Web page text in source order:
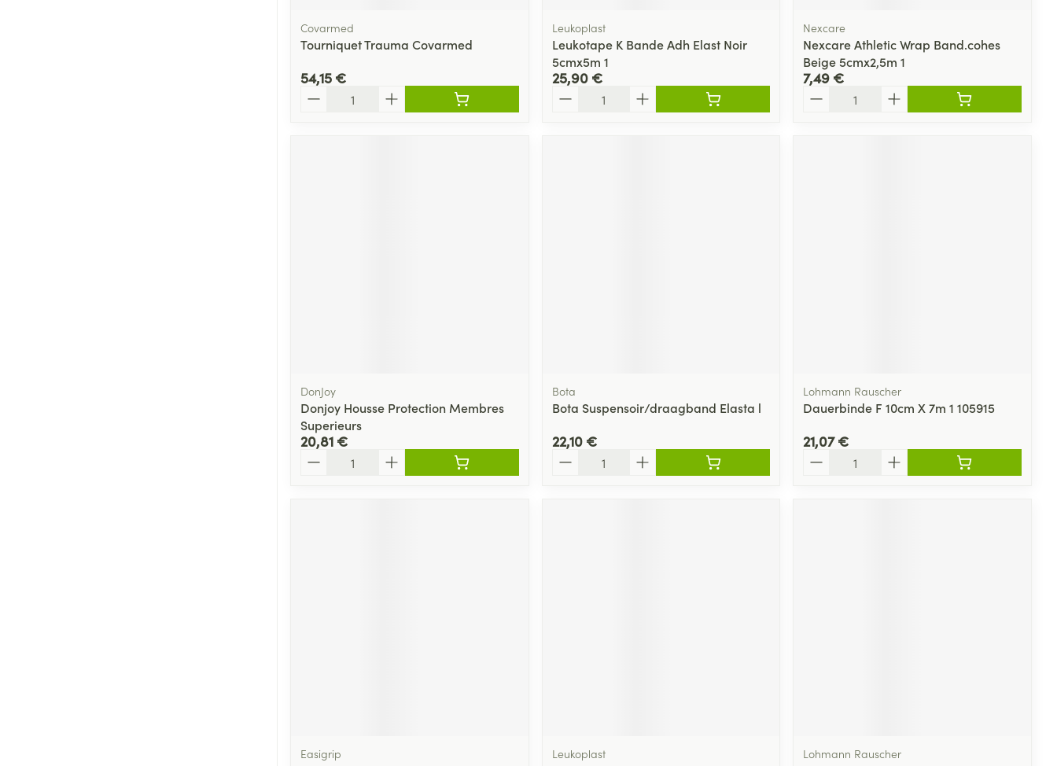
Covarmed
Tourniquet Trauma Covarmed
54,15 €
Leukoplast
Leukotape K Bande Adh Elast Noir
5cmx5m 1
25,90 €
Nexcare
Nexcare Athletic Wrap Band.cohes
Beige 5cmx2,5m 1
7,49 €
DonJoy
Donjoy Housse Protection Membres
Superieurs
20,81 €
Bota
Bota Suspensoir/draagband Elasta l
22,10 €
Lohmann Rauscher
Dauerbinde F 10cm X 7m 1 105915
21,07 €
Easigrip Leukoplast Lohmann Rauscher